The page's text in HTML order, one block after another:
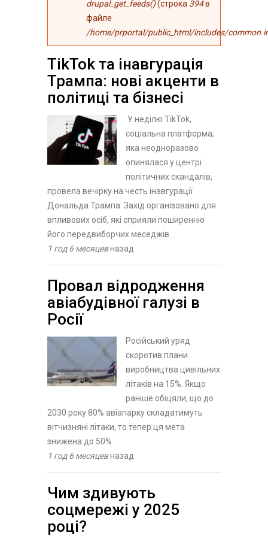
drupal_get_feeds()(строка 394в
файле
/home/prportal/public_html/includes/
​TikTok та інавгурація
Трампа: нові акценти в
політиці та бізнесі
У неділю TikTok,
соціальна платформа,
яка неодноразово
опинялася у центрі
політичних скандалів,
провела вечірку на честь інавгурації
Дональда Трампа. Захід організовано для
впливових осіб, які сприяли поширенню
його передвиборчих меседжів.
1 год 6 месяцевназад
Провал відродження
авіабудівної галузі в
Росії
Російський уряд
скоротив плани
виробництва цивільних
літаків на 15%. Якщо
раніше обіцяли, що до
2030 року 80% авіапарку складатимуть
вітчизняні літаки, то тепер ця мета
знижена до 50%.
1 год 6 месяцевназад
​Чим здивують
соцмережі у 2025
році?